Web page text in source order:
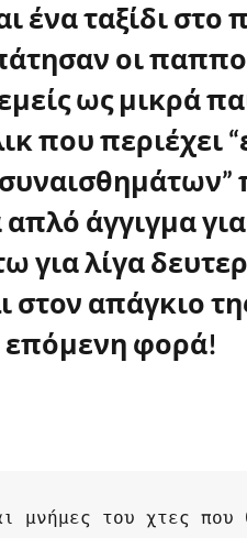
ένα ταξίδι στο
οι
ως μικρά
που περιέχει
απλό άγγιγμα
για λίγα
στον απάγκιο
επόμενη φορά!
μνήμες του χτες που